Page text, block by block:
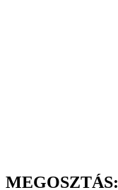
MEGOSZTÁS: